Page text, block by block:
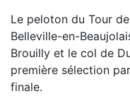
Le peloton du Tour
Belleville-en-
Brouilly et le col de
première sélection
finale.